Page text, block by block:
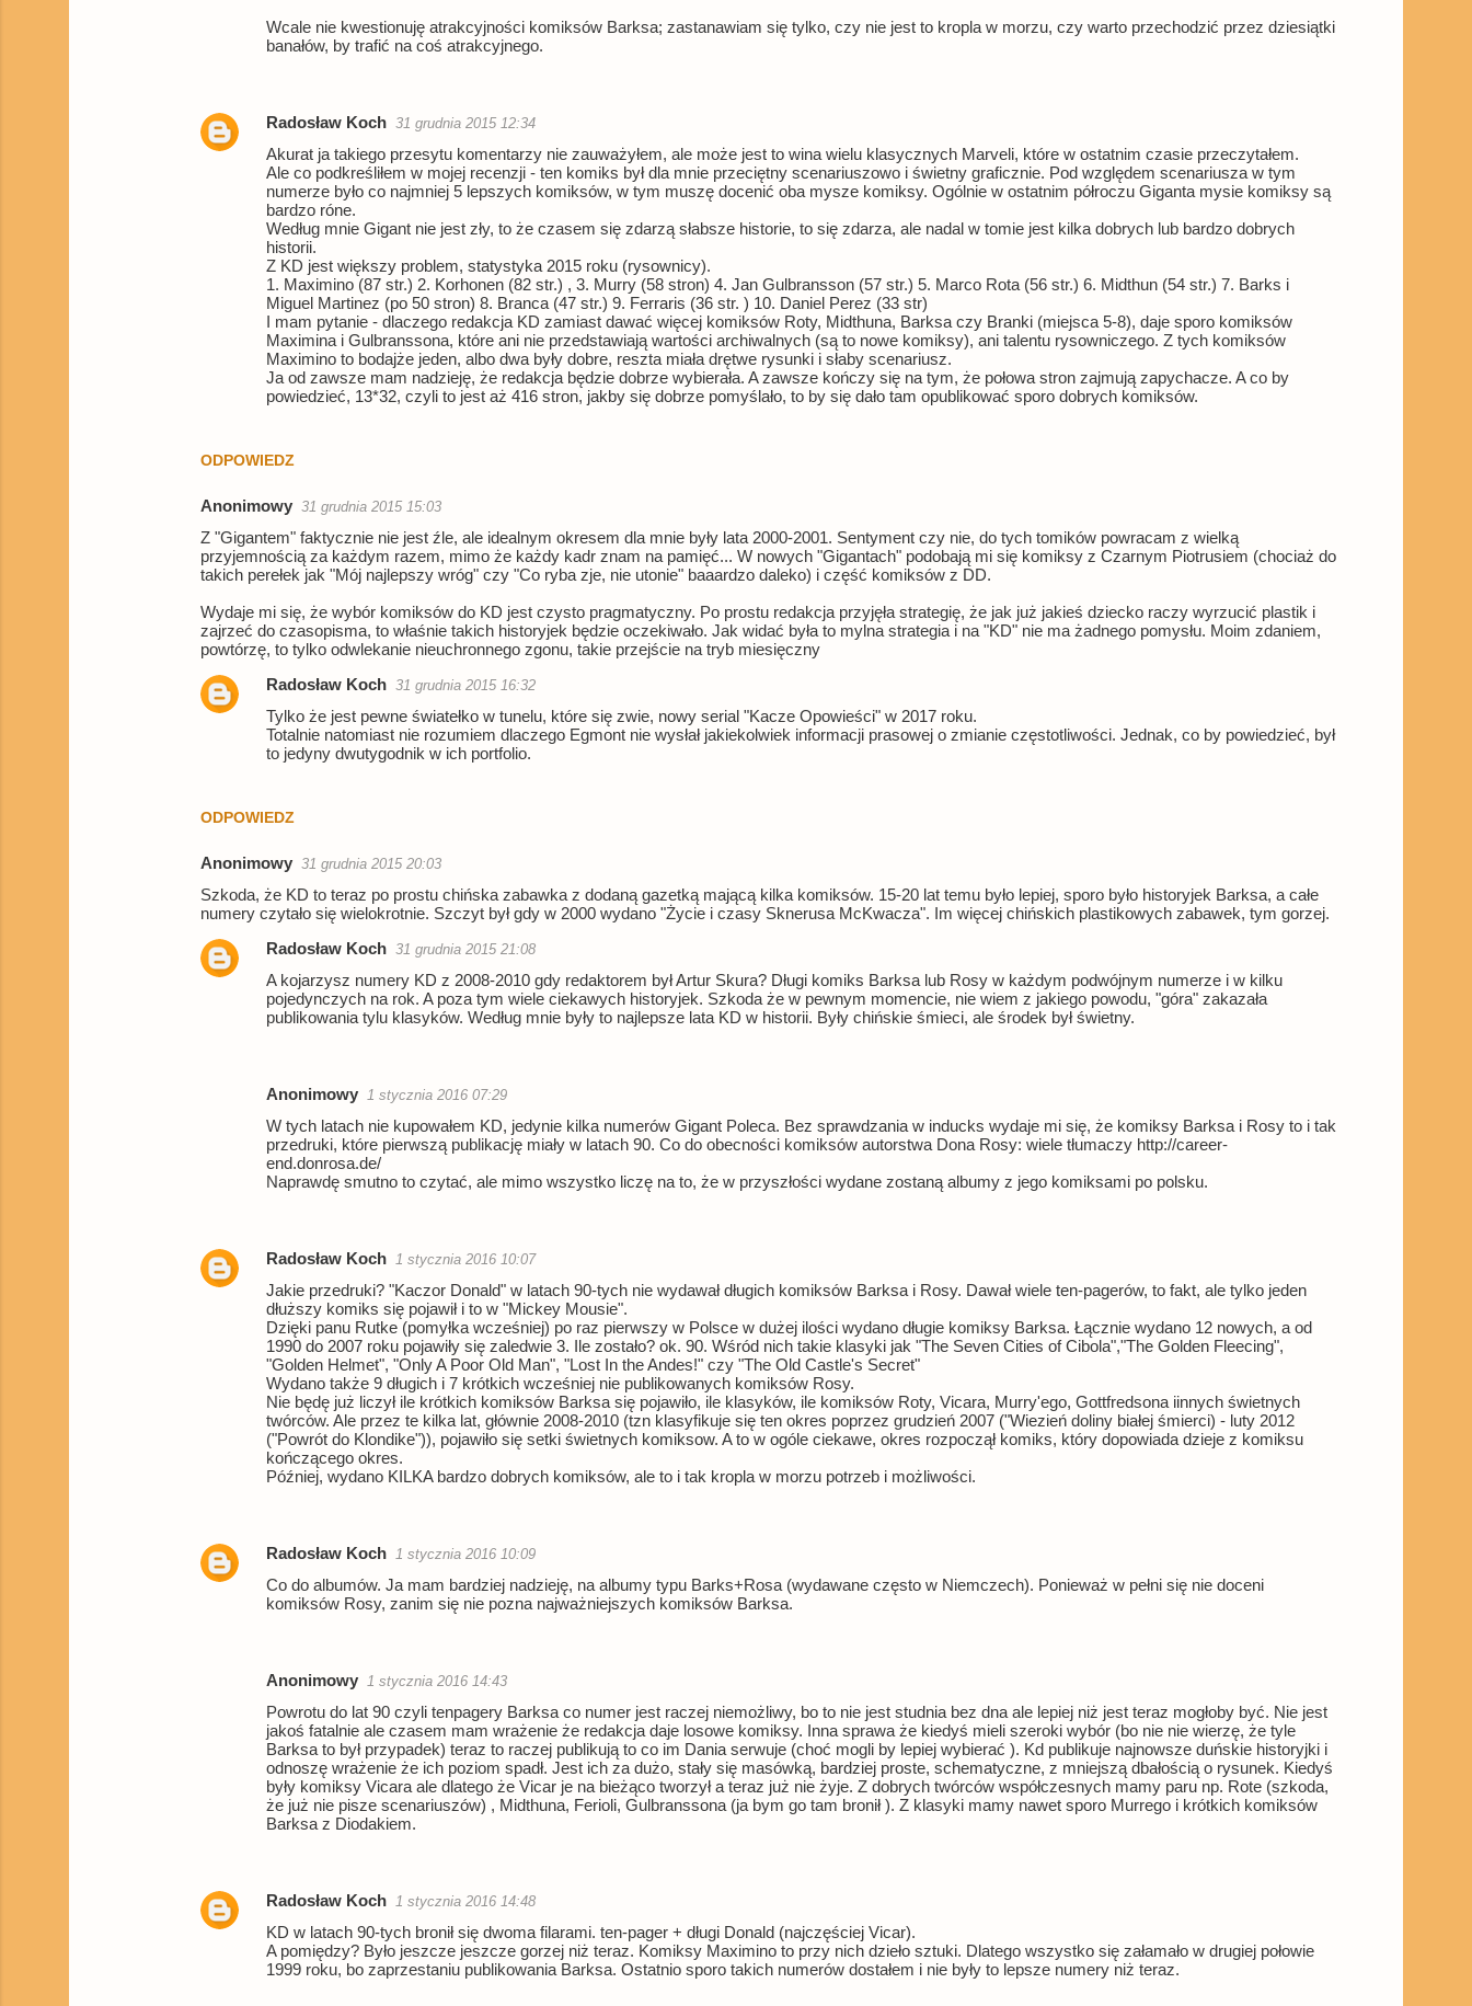
ODPOWIEDZ
Wcale nie kwestionuję atrakcyjności komiksów Barksa; zastanawiam się tylko, czy nie jest to kropla w morzu, czy warto przechodzić przez dziesiątki
banałów, by trafić na coś atrakcyjnego.
Radosław Koch 31 grudnia 2015 12:34
Akurat ja takiego przesytu komentarzy nie zauważyłem, ale może jest to wina wielu klasycznych Marveli, które w ostatnim czasie przeczytałem.
Ale co podkreśliłem w mojej recenzji - ten komiks był dla mnie przeciętny scenariuszowo i świetny graficznie. Pod względem scenariusza w tym
numerze było co najmniej 5 lepszych komiksów, w tym muszę docenić oba mysze komiksy. Ogólnie w ostatnim półroczu Giganta mysie komiksy są
bardzo róne.
Według mnie Gigant nie jest zły, to że czasem się zdarzą słabsze historie, to się zdarza, ale nadal w tomie jest kilka dobrych lub bardzo dobrych
historii.
Z KD jest większy problem, statystyka 2015 roku (rysownicy).
1. Maximino (87 str.) 2. Korhonen (82 str.) , 3. Murry (58 stron) 4. Jan Gulbransson (57 str.) 5. Marco Rota (56 str.) 6. Midthun (54 str.) 7. Barks i
Miguel Martinez (po 50 stron) 8. Branca (47 str.) 9. Ferraris (36 str. ) 10. Daniel Perez (33 str)
I mam pytanie - dlaczego redakcja KD zamiast dawać więcej komiksów Roty, Midthuna, Barksa czy Branki (miejsca 5-8), daje sporo komiksów
Maximina i Gulbranssona, które ani nie przedstawiają wartości archiwalnych (są to nowe komiksy), ani talentu rysowniczego. Z tych komiksów
Maximino to bodajże jeden, albo dwa były dobre, reszta miała drętwe rysunki i słaby scenariusz.
Ja od zawsze mam nadzieję, że redakcja będzie dobrze wybierała. A zawsze kończy się na tym, że połowa stron zajmują zapychacze. A co by
powiedzieć, 13*32, czyli to jest aż 416 stron, jakby się dobrze pomyślało, to by się dało tam opublikować sporo dobrych komiksów.
Anonimowy 31 grudnia 2015 15:03
Z "Gigantem" faktycznie nie jest źle, ale idealnym okresem dla mnie były lata 2000-2001. Sentyment czy nie, do tych tomików powracam z wielką
przyjemnością za każdym razem, mimo że każdy kadr znam na pamięć... W nowych "Gigantach" podobają mi się komiksy z Czarnym Piotrusiem (chociaż do
takich perełek jak "Mój najlepszy wróg" czy "Co ryba zje, nie utonie" baaardzo daleko) i część komiksów z DD.
Wydaje mi się, że wybór komiksów do KD jest czysto pragmatyczny. Po prostu redakcja przyjęła strategię, że jak już jakieś dziecko raczy wyrzucić plastik i
zajrzeć do czasopisma, to właśnie takich historyjek będzie oczekiwało. Jak widać była to mylna strategia i na "KD" nie ma żadnego pomysłu. Moim zdaniem,
powtórzę, to tylko odwlekanie nieuchronnego zgonu, takie przejście na tryb miesięczny
ODPOWIEDZ
Radosław Koch 31 grudnia 2015 16:32
Tylko że jest pewne światełko w tunelu, które się zwie, nowy serial "Kacze Opowieści" w 2017 roku.
Totalnie natomiast nie rozumiem dlaczego Egmont nie wysłał jakiekolwiek informacji prasowej o zmianie częstotliwości. Jednak, co by powiedzieć, był
to jedyny dwutygodnik w ich portfolio.
Anonimowy 31 grudnia 2015 20:03
Szkoda, że KD to teraz po prostu chińska zabawka z dodaną gazetką mającą kilka komiksów. 15-20 lat temu było lepiej, sporo było historyjek Barksa, a całe
numery czytało się wielokrotnie. Szczyt był gdy w 2000 wydano "Życie i czasy Sknerusa McKwacza". Im więcej chińskich plastikowych zabawek, tym gorzej.
Radosław Koch 31 grudnia 2015 21:08
A kojarzysz numery KD z 2008-2010 gdy redaktorem był Artur Skura? Długi komiks Barksa lub Rosy w każdym podwójnym numerze i w kilku
pojedynczych na rok. A poza tym wiele ciekawych historyjek. Szkoda że w pewnym momencie, nie wiem z jakiego powodu, "góra" zakazała
publikowania tylu klasyków. Według mnie były to najlepsze lata KD w historii. Były chińskie śmieci, ale środek był świetny.
Anonimowy 1 stycznia 2016 07:29
W tych latach nie kupowałem KD, jedynie kilka numerów Gigant Poleca. Bez sprawdzania w inducks wydaje mi się, że komiksy Barksa i Rosy to i tak
przedruki, które pierwszą publikację miały w latach 90. Co do obecności komiksów autorstwa Dona Rosy: wiele tłumaczy http://career-
end.donrosa.de/
Naprawdę smutno to czytać, ale mimo wszystko liczę na to, że w przyszłości wydane zostaną albumy z jego komiksami po polsku.
Radosław Koch 1 stycznia 2016 10:07
Jakie przedruki? "Kaczor Donald" w latach 90-tych nie wydawał długich komiksów Barksa i Rosy. Dawał wiele ten-pagerów, to fakt, ale tylko jeden
dłuższy komiks się pojawił i to w "Mickey Mousie".
Dzięki panu Rutke (pomyłka wcześniej) po raz pierwszy w Polsce w dużej ilości wydano długie komiksy Barksa. Łącznie wydano 12 nowych, a od
1990 do 2007 roku pojawiły się zaledwie 3. Ile zostało? ok. 90. Wśród nich takie klasyki jak "The Seven Cities of Cibola","The Golden Fleecing",
"Golden Helmet", "Only A Poor Old Man", "Lost In the Andes!" czy "The Old Castle's Secret"
Wydano także 9 długich i 7 krótkich wcześniej nie publikowanych komiksów Rosy.
Nie będę już liczył ile krótkich komiksów Barksa się pojawiło, ile klasyków, ile komiksów Roty, Vicara, Murry'ego, Gottfredsona iinnych świetnych
twórców. Ale przez te kilka lat, głównie 2008-2010 (tzn klasyfikuje się ten okres poprzez grudzień 2007 ("Wiezień doliny białej śmierci) - luty 2012
("Powrót do Klondike")), pojawiło się setki świetnych komiksow. A to w ogóle ciekawe, okres rozpoczął komiks, który dopowiada dzieje z komiksu
kończącego okres.
Później, wydano KILKA bardzo dobrych komiksów, ale to i tak kropla w morzu potrzeb i możliwości.
Radosław Koch 1 stycznia 2016 10:09
Co do albumów. Ja mam bardziej nadzieję, na albumy typu Barks+Rosa (wydawane często w Niemczech). Ponieważ w pełni się nie doceni
komiksów Rosy, zanim się nie pozna najważniejszych komiksów Barksa.
Anonimowy 1 stycznia 2016 14:43
Powrotu do lat 90 czyli tenpagery Barksa co numer jest raczej niemożliwy, bo to nie jest studnia bez dna ale lepiej niż jest teraz mogłoby być. Nie jest
jakoś fatalnie ale czasem mam wrażenie że redakcja daje losowe komiksy. Inna sprawa że kiedyś mieli szeroki wybór (bo nie nie wierzę, że tyle
Barksa to był przypadek) teraz to raczej publikują to co im Dania serwuje (choć mogli by lepiej wybierać ). Kd publikuje najnowsze duńskie historyjki i
odnoszę wrażenie że ich poziom spadł. Jest ich za dużo, stały się masówką, bardziej proste, schematyczne, z mniejszą dbałością o rysunek. Kiedyś
były komiksy Vicara ale dlatego że Vicar je na bieżąco tworzył a teraz już nie żyje. Z dobrych twórców współczesnych mamy paru np. Rote (szkoda,
że już nie pisze scenariuszów) , Midthuna, Ferioli, Gulbranssona (ja bym go tam bronił ). Z klasyki mamy nawet sporo Murrego i krótkich komiksów
Barksa z Diodakiem.
Radosław Koch 1 stycznia 2016 14:48
KD w latach 90-tych bronił się dwoma filarami. ten-pager + długi Donald (najczęściej Vicar).
A pomiędzy? Było jeszcze jeszcze gorzej niż teraz. Komiksy Maximino to przy nich dzieło sztuki. Dlatego wszystko się załamało w drugiej połowie
1999 roku, bo zaprzestaniu publikowania Barksa. Ostatnio sporo takich numerów dostałem i nie były to lepsze numery niż teraz.